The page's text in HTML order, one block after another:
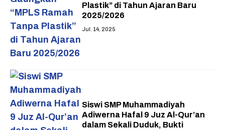
Plastik” di Tahun Ajaran Baru
2025/2026
Jul. 14, 2025
Siswi SMP Muhammadiyah
Adiwerna Hafal 9 Juz Al-Qur’an
dalam Sekali Duduk, Bukti